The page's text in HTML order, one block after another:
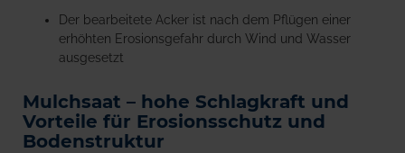
Der bearbeitete Acker ist nach dem Pflügen einer
erhöhten Erosionsgefahr durch Wind und Wasser
ausgesetzt
Mulchsaat – hohe Schlagkraft und
Vorteile für Erosionsschutz und
Bodenstruktur